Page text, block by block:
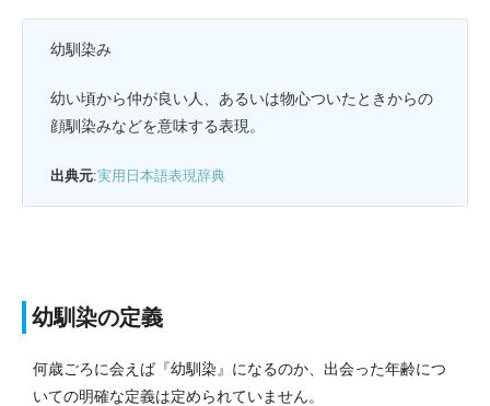
幼馴染み
幼い頃から仲が良い人、あるいは物心ついたときからの
顔馴染みなどを意味する表現。
出典元:実用日本語表現辞典
幼馴染の定義
何歳ごろに会えば『幼馴染』になるのか、出会った年齢につ
いての明確な定義は定められていません。